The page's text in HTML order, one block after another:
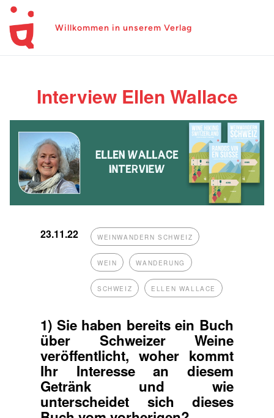
Willkommen in unserem Verlag
Interview Ellen Wallace
23.11.22 WEINWANDERN SCHWEIZ
WEIN WANDERUNG
SCHWEIZ ELLEN WALLACE
1) Sie haben bereits ein Buch
über Schweizer Weine
veröffentlicht, woher kommt
Ihr Interesse an diesem
Getränk und wie
unterscheidet sich dieses